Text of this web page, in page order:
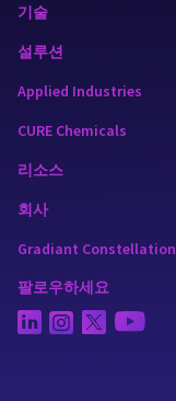
기술
설루션
Applied Industries
CURE Chemicals
리소스
회사
Gradiant Constellation
팔로우하세요